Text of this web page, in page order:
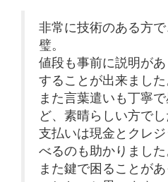
非常に技術のある方
璧。
値段も事前に説明が
することが出来ました
また言葉遣いも丁寧
ど、素晴らしい方でし
支払いは現金とクレ
べるのも助かりました
また鍵で困ることが